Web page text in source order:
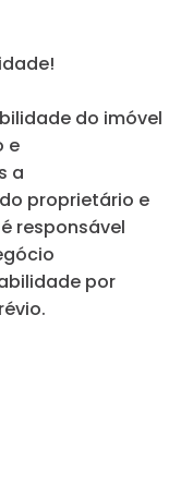
do imóvel
e
a
proprietário e
responsável
por